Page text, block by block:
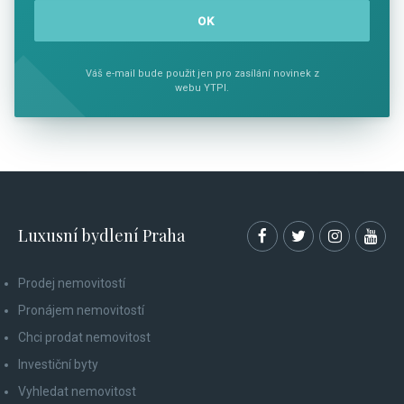
Váš e-mail bude použit jen pro zasílání novinek z
webu YTPI.
Luxusní bydlení Praha
Prodej nemovitostí
Pronájem nemovitostí
Chci prodat nemovitost
Investiční byty
Vyhledat nemovitost